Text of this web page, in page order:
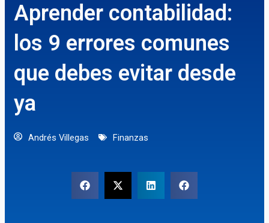
Aprender contabilidad:
los 9 errores comunes
que debes evitar desde
ya
Andrés Villegas Finanzas